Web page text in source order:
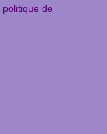
politique de